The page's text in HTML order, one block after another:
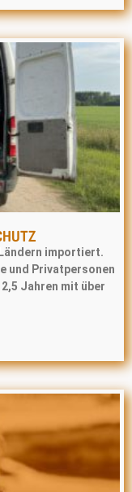
importiert.
und Privatpersonen
Jahren mit über